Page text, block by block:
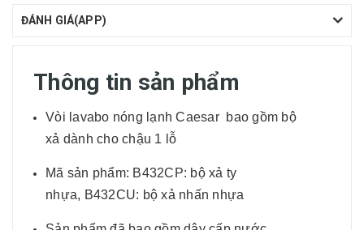
ĐÁNH GIÁ(APP)
Thông tin sản phẩm
Vòi lavabo nóng lạnh Caesar bao gồm bộ
xả dành cho chậu 1 lỗ
Mã sản phẩm: B432CP: bộ xả ty
nhựa, B432CU: bộ xả nhấn nhựa